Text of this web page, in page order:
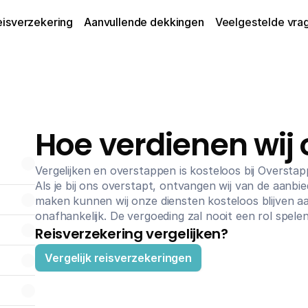
Hoe verdienen wij
Vergelijken en overstappen is kosteloos bij
Als je bij ons overstapt, ontvangen wij van de
maken kunnen wij onze diensten kosteloos blijven
onafhankelijk. De vergoeding zal nooit een rol
Reisverzekering vergelijken?
Vergelijk reisverzekeringen
Aanvullende dekkingen Veelgestelde